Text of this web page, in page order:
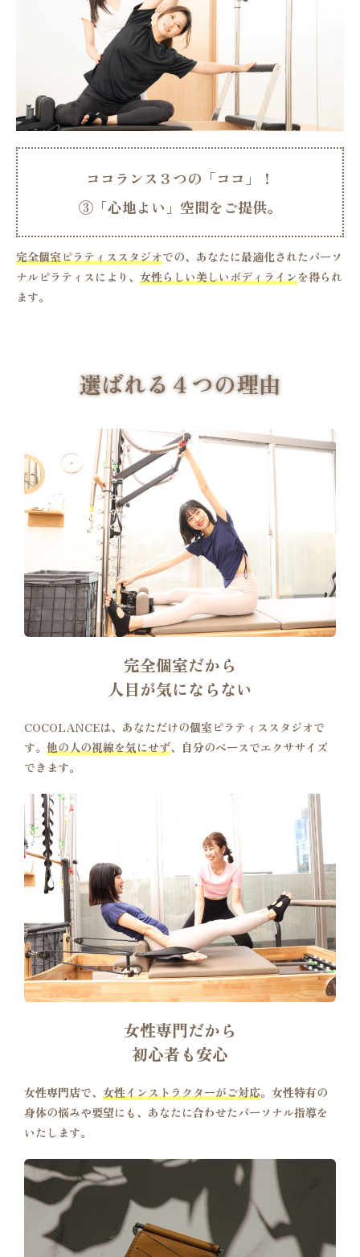
ココランス３つの「ココ」！
「心と体」 の バ ランスを整える
完全個室ピラティススタジオでの、あなたに最適化されたパーソ
ナルピラティスにより、 女性らしい美しいボディライン を得られ
ます。
選ばれる４つの理由
完全個室だから
人目が気にならない
COCOLANCEは、あなただけの個室ピラティススタジオで
す。 他の人の視線を気にせず、自分のペースでエクササイズ
できます。
女性専門だから
初心者も安心
女性専門店で、 女性インストラクターがご対応。女性特有の
身体の悩みや要望にも、あなたに合わせたパーソナル指導を
いたします。